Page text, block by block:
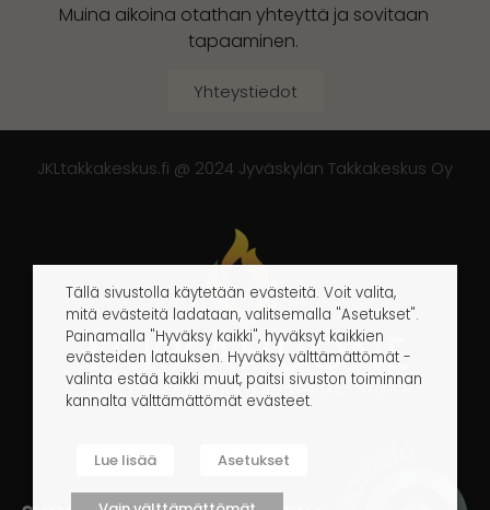
Muina aikoina otathan yhteyttä ja sovitaan
tapaaminen.
Yhteystiedot
JKLtakkakeskus.fi @ 2024 Jyväskylän Takkakeskus Oy
Tällä sivustolla käytetään evästeitä. Voit valita,
mitä evästeitä ladataan, valitsemalla "Asetukset".
Painamalla "Hyväksy kaikki", hyväksyt kaikkien
evästeiden latauksen. Hyväksy välttämättömät -
valinta estää kaikki muut, paitsi sivuston toiminnan
kannalta välttämättömät evästeet.
Lue lisää Asetukset